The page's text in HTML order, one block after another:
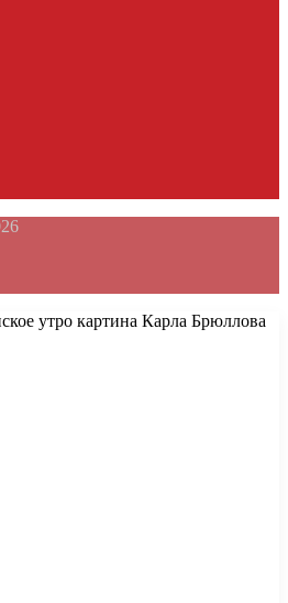
утро картина Карла Брюллова